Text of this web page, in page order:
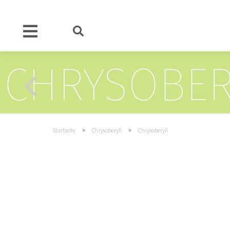
Startseite » Chrysoberyll » Chrysoberyll